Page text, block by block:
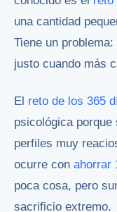
una cantidad
Tiene un
justo cuando más
El reto de los 365
psicológica
perfiles muy
ocurre con ahorrar
poca cosa, pero
sacrificio extremo.